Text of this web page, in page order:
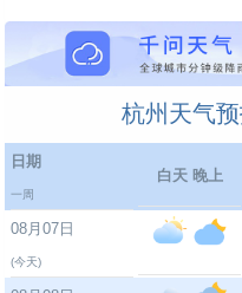
杭州天气
日期
一周
白天 晚上
08月07日
(今天)